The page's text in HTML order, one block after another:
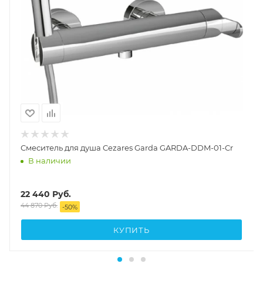
Смеситель для душа Cezares Garda GARDA-DDM-01-Cr
В наличии
22 440 Руб.
44 870Руб. -50%
КУПИТЬ